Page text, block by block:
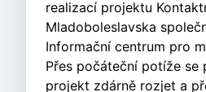
realizací projektu
Mladoboleslavska
Informační centrum pro
Přes počáteční potíže se
projekt zdárně rozjet a